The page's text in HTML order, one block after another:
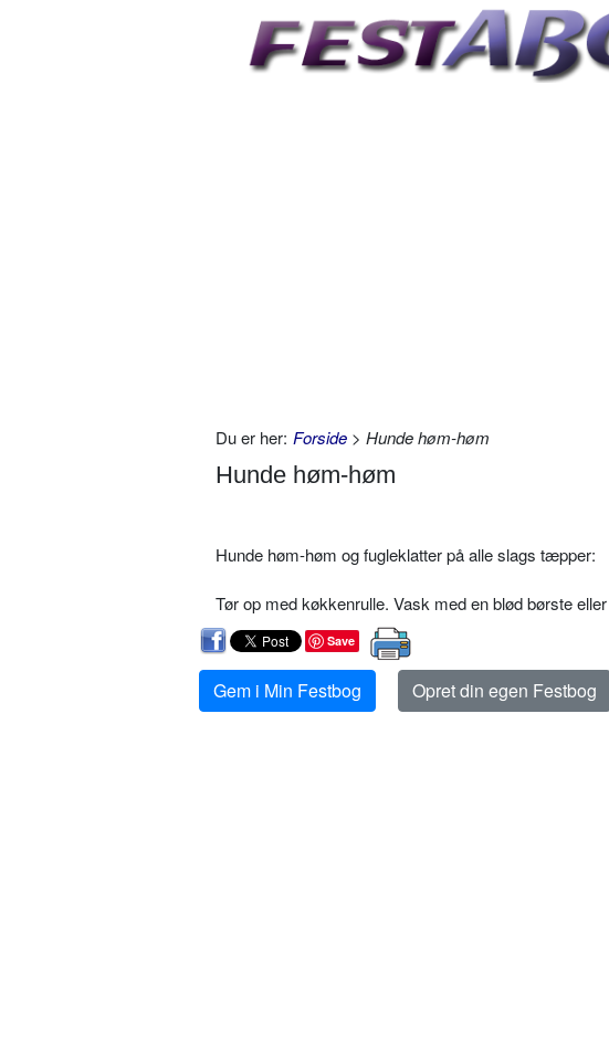
Du er her: Forside > Hunde høm-høm
Hunde høm-høm
Hunde høm-høm og fugleklatter på alle slags tæpper:
Tør op med køkkenrulle. Vask med en blød børste
Save
Gem i Min Festbog Opret din egen Festbog